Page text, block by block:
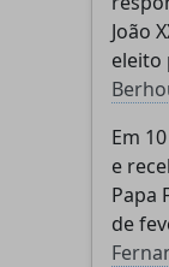
João
eleito
Em
e
Papa
de
continuar
e